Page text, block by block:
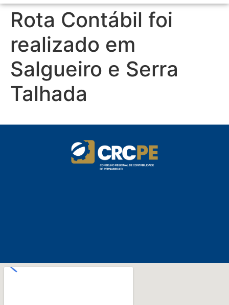
Rota Contábil foi
realizado em
Salgueiro e Serra
Talhada